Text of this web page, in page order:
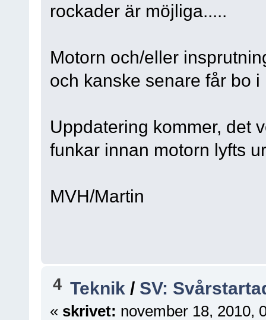
rockader är möjliga.....
Motorn och/eller
och kanske senare får bo
Uppdatering kommer, det
funkar innan motorn lyfts
MVH/Martin
4 Teknik / SV:
« skrivet: november 18, 2010,